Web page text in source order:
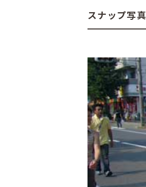
スナップ写真